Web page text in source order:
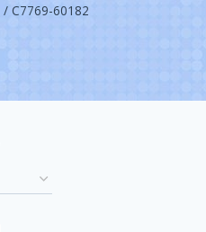
/ C7769-60182